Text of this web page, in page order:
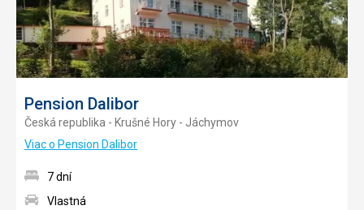
Pension Dalibor
Česká republika - Krušné Hory - Jáchymov
Viac o Pension Dalibor
7 dní
Vlastná